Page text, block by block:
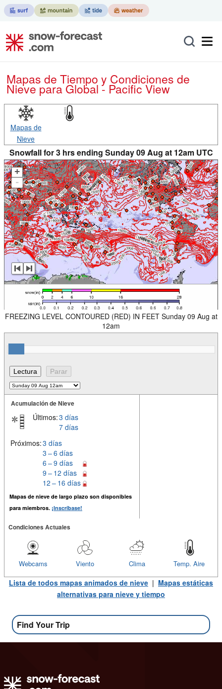
Mapas de Tiempo y Condiciones de
Nievepara Global - Pacific View
Mapas de
Nieve
Snowfall for 3 hrs ending Sunday 09 Aug at 12am UTC
+
-
FREEZING LEVEL CONTOURED (RED) IN FEET Sunday 09 Aug at
12am
Acumulación de Nieve
Últimos:3 días
7 días
Próximos:3 días
3 – 6 días
6 – 9 días
9 – 12 días
12 – 16 días
Mapas de nieve de largo plazo son disponibles
para miembros. ¡Inscríbase!
Condiciones Actuales
Temp. Aire
Clima
Viento
Webcams
Lista de todos mapas animados de nieve | Mapas estáticas
alternativas para nieve y tiempo
Find Your Trip